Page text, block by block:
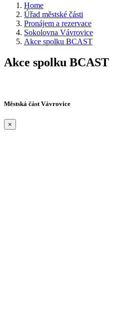
Home
Úřad městské části
Pronájem a rezervace
Sokolovna Vávrovice
Akce spolku BCAST
Akce spolku BCAST
Městská část Vávrovice
×